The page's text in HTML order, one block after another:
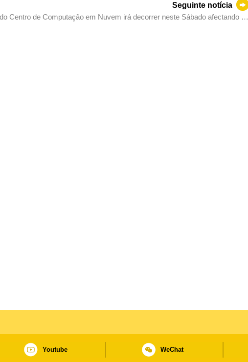
Seguinte notícia
Centro de Computação em Nuvem irá decorrer neste Sábado afectando os
Youtube WeChat